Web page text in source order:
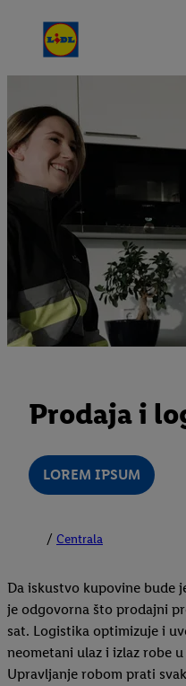
Prodaja i
LOREM IPSUM
Centrala
Da iskustvo kupovine bude
je odgovorna što prodajni
sat. Logistika optimizuje i
neometani ulaz i izlaz robe
Upravljanje robom prati